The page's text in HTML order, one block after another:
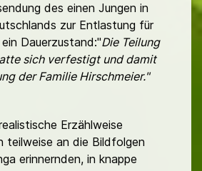
des einen Jungen in
zur Entlastung für
Dauerzustand:"Die Teilung
sich verfestigt und damit
der Familie Hirschmeier."
Erzählweise
teilweise an die Bildfolgen
erinnernden, in knappe